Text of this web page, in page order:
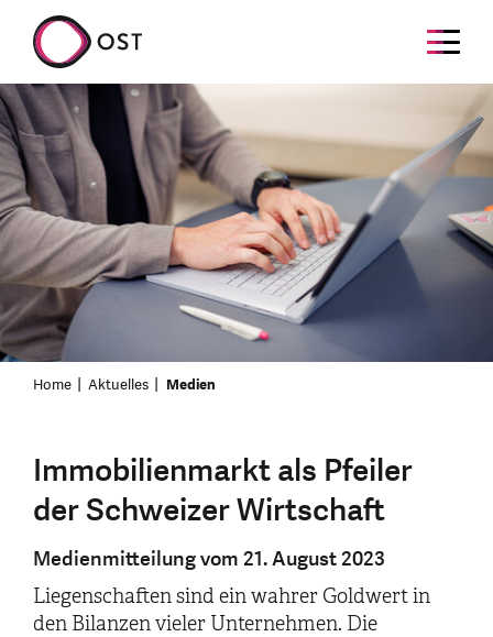
Home Aktuelles Medien
Immobilienmarkt als Pfeiler
der Schweizer Wirtschaft
Medienmitteilung vom 21. August 2023
Liegenschaften sind ein wahrer Goldwert in
den Bilanzen vieler Unternehmen. Die